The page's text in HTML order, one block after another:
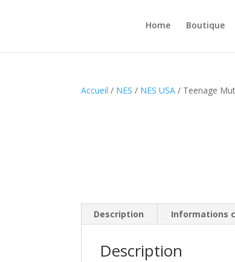
Home Boutique
Accueil / NES / NES USA / Teenage
Description Informations
Description